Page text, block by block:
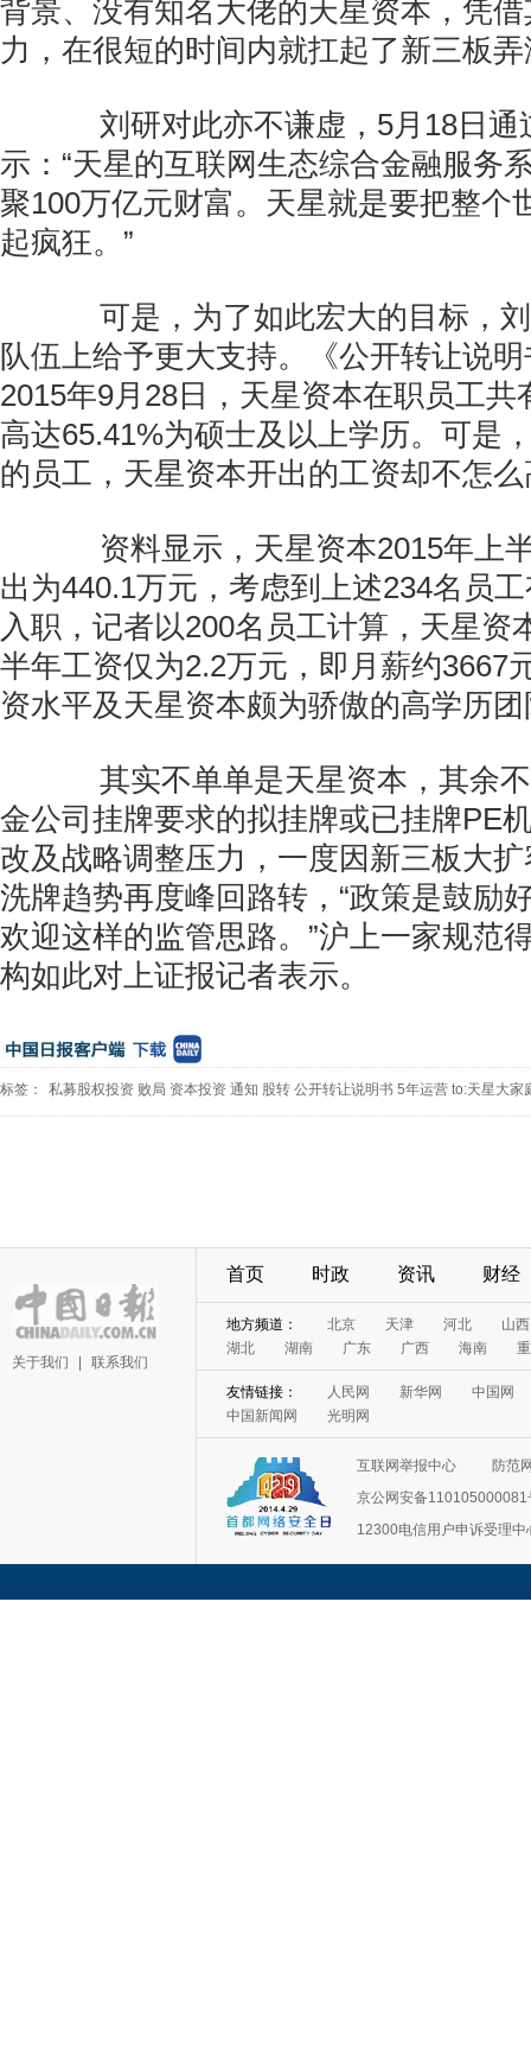
背景、没有知名大佬的天星资本，凭
力，在很短的时间内就扛起了新三板弄
刘研对此亦不谦虚，5月18日通
示：“天星的互联网生态综合金融服务
聚100万亿元财富。天星就是要把整个
起疯狂。”
可是，为了如此宏大的目标，刘
队伍上给予更大支持。《公开转让说
2015年9月28日，天星资本在职员工共
高达65.41%为硕士及以上学历。可是
的员工，天星资本开出的工资却不怎
资料显示，天星资本2015年上
出为440.1万元，考虑到上述234名员
入职，记者以200名员工计算，天星资
半年工资仅为2.2万元，即月薪约3667
资水平及天星资本颇为骄傲的高学历
其实不单单是天星资本，其余不
金公司挂牌要求的拟挂牌或已挂牌PE
改及战略调整压力，一度因新三板大
洗牌趋势再度峰回路转，“政策是鼓励
欢迎这样的监管思路。”沪上一家规范
构如此对上证报记者表示。
标签： 私募股权投资 败局 资本投资 通知 股转 公开转让说明书 5年运营 to:天星大家
关于我们 联系我们
首页 时政 资讯 财经
地方频道： 北京 天津 河北
山西
湖北
湖南 广东 广西 海南
友情链接： 人民网 新华网
中国网
中国新闻网
光明网
互联网举报中心
防范
京公网安备110105000081
12300电信用户申诉受理中